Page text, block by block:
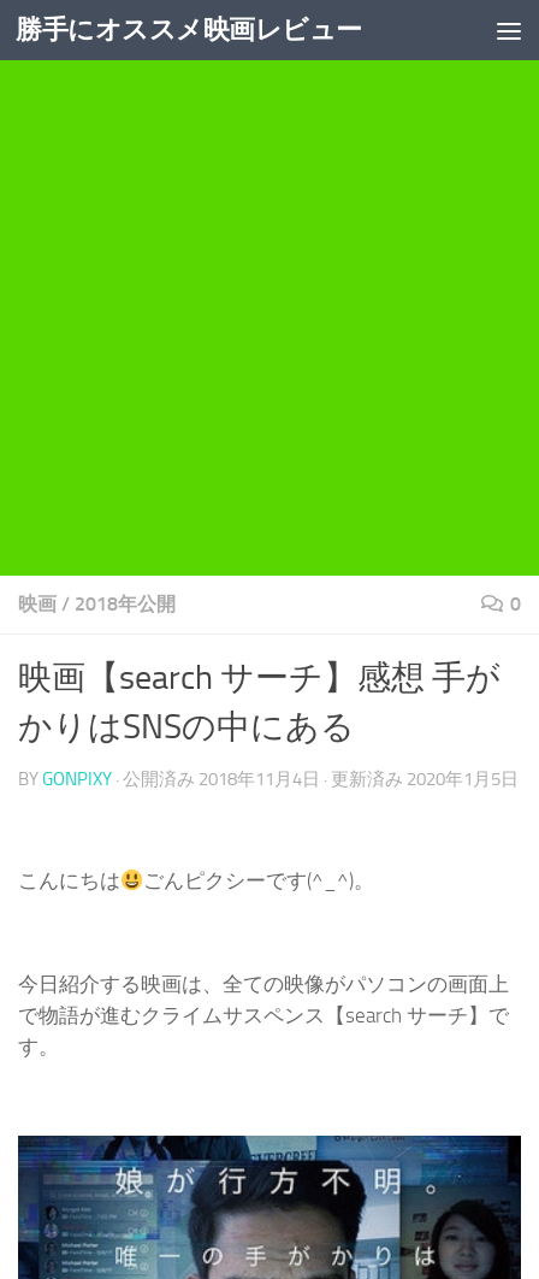
コンテンツへスキップ
勝手にオススメ映画レビュー
映画 / 2018年公開 0
映画【search サーチ】感想 手が
かりはSNSの中にある
BYGONPIXY · 公開済み 2018年11月4日 · 更新済み 2020年1月5日
こんにちは ごんピクシーです(^_^)。
今日紹介する映画は、全ての映像がパソコンの画面上
で物語が進むクライムサスペンス【search サーチ】で
す。